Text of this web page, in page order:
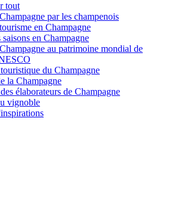
tout
par les champenois
en Champagne
saisons en Champagne
au patrimoine mondial de
du Champagne
la Champagne
élaborateurs de Champagne
vignoble